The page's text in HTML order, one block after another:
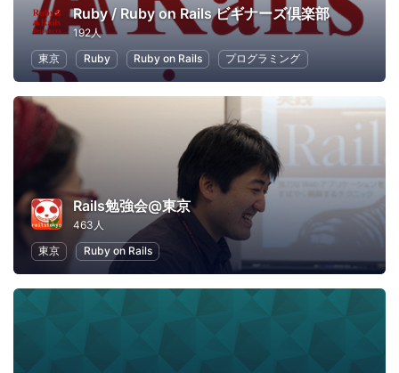
Ruby / Ruby on Rails ビギナーズ倶楽部
192人
東京
Ruby Ruby on Rails プログラミング
Rails勉強会@東京
463人
東京
Ruby on Rails